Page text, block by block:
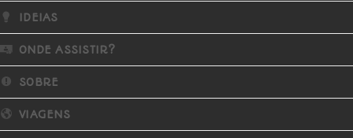
IDEIAS
ONDE ASSISTIR?
SOBRE
VIAGENS